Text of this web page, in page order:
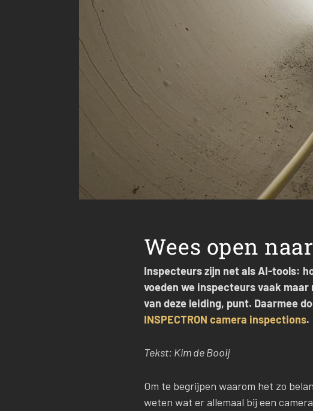
Wees open
Inspecteurs zijn net als AI-tools:
voeden we inspecteurs vaak
van deze leiding, punt. Daarmee
INSPECTRON camera inspections.
Tekst: Kim de Booij
Om te begrijpen waarom het zo
weten wat er allemaal bij een